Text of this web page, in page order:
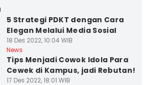
5 Strategi PDKT dengan Cara
Elegan Melalui Media Sosial
18 Des 2022, 10:04 WIB
News
Tips Menjadi Cowok Idola Para
Cewek di Kampus, jadi Rebutan!
17 Des 2022, 18:01 WIB